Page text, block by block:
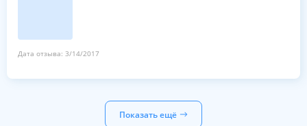
Великолепный СПА с большим бассейном, где можно не
только плескаться, но и расслабиться и нормально
В отеле 5 или 6 разнообразных саун, включая хвойную
сам специально готовит настоящую баню с ароматом
горных трав и отменным паром. Просто восхитительно!
Дата отзыва: 3/14/2017
Показать ещё